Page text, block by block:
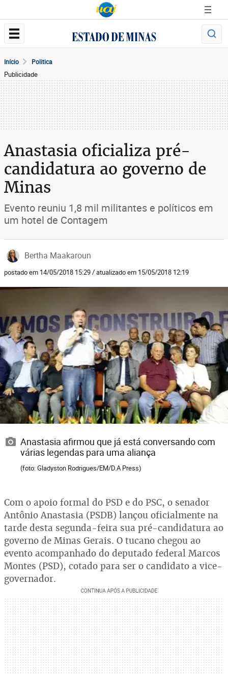
Início Politica
Publicidade
Anastasia oficializa pré-
candidatura ao governo de
Minas
Evento reuniu 1,8 mil militantes e políticos em
um hotel de Contagem
Bertha Maakaroun
postado em 14/05/2018 15:29 / atualizado em 15/05/2018 12:19
Anastasia afirmou que já está conversando com
várias legendas para uma aliança
(foto: Gladyston Rodrigues/EM/D.A Press)
Com o apoio formal do PSD e do PSC, o senador
Antônio Anastasia (PSDB) lançou oficialmente na
tarde desta segunda-feira sua pré-candidatura ao
governo de Minas Gerais. O tucano chegou ao
evento acompanhado do deputado federal Marcos
Montes (PSD), cotado para ser o candidato a vice-
governador.